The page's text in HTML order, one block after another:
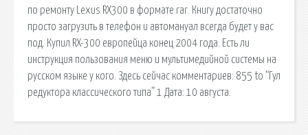
по ремонту Lexus RX300 в формате rar. Книгу достаточно
просто загрузить в телефон и автомануал всегда будет у вас
под. Купил RX-300 европейца конец 2004 года. Есть ли
инструкция пользования меню и мультимедийной системы на
русском языке у кого. Здесь сейчас комментариев: 855 to “Гул
редуктора классического типа” 1 Дата: 10 августа.